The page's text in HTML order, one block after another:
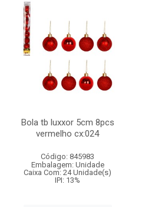
Bola tb luxxor 5cm 8pcs
vermelho cx:024
Código: 845983
Embalagem: Unidade
Caixa Com: 24 Unidade(s)
IPI: 13%